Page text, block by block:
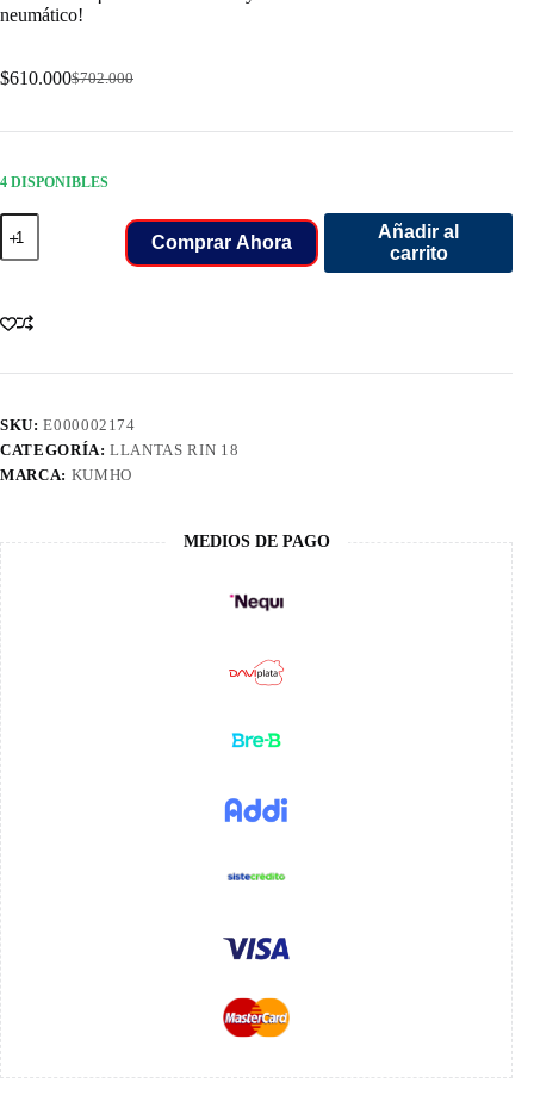
neumático!
$702.000
Original
was:
$610.000Current
is:
4 DISPONIBLES
225/50/18
LLANT
KUMHO
cantidad
Comprar Ahora
Añadir al
carrito
SKU:E000002174
CATEGORÍA:LLANTAS RIN 18
MARCA: KUMHO
MEDIOS DE PAGO